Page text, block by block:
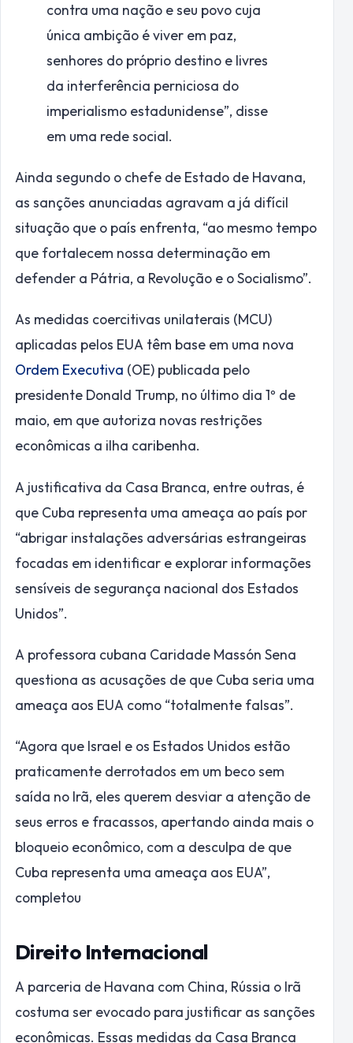
contra uma nação e seu povo cuja
única ambição é viver em paz,
senhores do próprio destino e livres
da interferência perniciosa do
imperialismo estadunidense”, disse
em uma rede social.
Ainda segundo o chefe de Estado de Havana,
as sanções anunciadas agravam a já difícil
situação que o país enfrenta, “ao mesmo tempo
que fortalecem nossa determinação em
defender a Pátria, a Revolução e o Socialismo”.
As medidas coercitivas unilaterais (MCU)
aplicadas pelos EUA têm base em uma nova
Ordem Executiva (OE) publicada pelo
presidente Donald Trump, no último dia 1º de
maio, em que autoriza novas restrições
econômicas a ilha caribenha.
A justificativa da Casa Branca, entre outras, é
que Cuba representa uma ameaça ao país por
“abrigar instalações adversárias estrangeiras
focadas em identificar e explorar informações
sensíveis de segurança nacional dos Estados
Unidos”.
A professora cubana Caridade Massón Sena
questiona as acusações de que Cuba seria uma
ameaça aos EUA como “totalmente falsas”.
“Agora que Israel e os Estados Unidos estão
praticamente derrotados em um beco sem
saída no Irã, eles querem desviar a atenção de
seus erros e fracassos, apertando ainda mais o
bloqueio econômico, com a desculpa de que
Cuba representa uma ameaça aos EUA”,
completou
Direito Internacional
A parceria de Havana com China, Rússia o Irã
costuma ser evocado para justificar as sanções
econômicas. Essas medidas da Casa Branca